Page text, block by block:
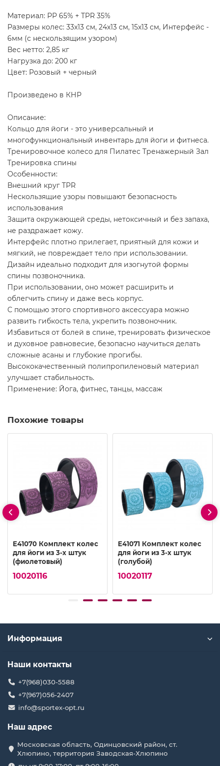
Материал: PP 65% + TPR 35%
Размеры колес: 33x13 см, 24x13 см, 15x13 см, Интерфейс -
6мм (с нескользящим узором)
Вес нетто: 2,85 кг
Нагрузка до: 200 кг
Цвет: Розовый + черный
Произведено в КНР
Описание:
Кольцо для йоги - это универсальный и
многофункциональный инвентарь для йоги и фитнеса.
Тренировочное колесо для Пилатес Тренажерный Зал
Тренировка спины
Особенности:
Внешний круг TPR
Нескользящие узоры повышают безопасность
использования
Защита окружающей среды, нетоксичный и без запаха,
не раздражает кожу.
Интерфейс плотно прилегает, приятный для кожи и
мягкий, не повреждает тело при использовании.
Дизайн идеально подходит для изогнутой формы
спины позвоночника.
При использовании, оно может расширить и
облегчить спину и даже весь корпус.
С помощью этого спортивного аксессуара можно
развить гибкость тела, укрепить позвоночник.
Избавиться от болей в спине, тренировать физическое
и духовное равновесие, безопасно научиться делать
сложные асаны и глубокие прогибы.
Высококачественный полипропиленовый материал
улучшает стабильность.
Применение: Йога, фитнес, танцы, массаж
Похожие товары
E41070 Комплект колес
для йоги из 3-х штук
(фиолетовый)
10020116
E41071 Комплект колес
для йоги из 3-х штук
(голубой)
10020117
Информация
Наши контакты
+7(968)030-5588
+7(967)056-2407
info@sportex-opt.ru
Наш адрес
Московская область, Одинцовский район, ст.
Хлюпино, территория Заводская-Хлюпино